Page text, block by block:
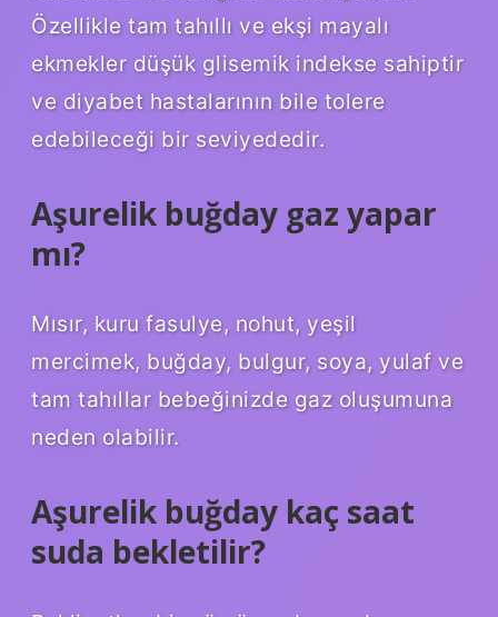
Özellikle tam tahıllı ve ekşi mayalı
ekmekler düşük glisemik indekse sahiptir
ve diyabet hastalarının bile tolere
edebileceği bir seviyededir.
Aşurelik buğday gaz yapar
mı?
Mısır, kuru fasulye, nohut, yeşil
mercimek, buğday, bulgur, soya, yulaf ve
tam tahıllar bebeğinizde gaz oluşumuna
neden olabilir.
Aşurelik buğday kaç saat
suda bekletilir?